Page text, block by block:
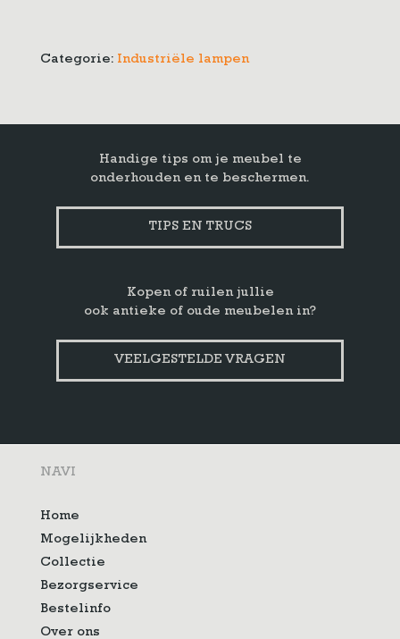
Categorie: Industriële lampen
Handige tips om je meubel te
onderhouden en te beschermen.
TIPS EN TRUCS
Kopen of ruilen jullie
ook antieke of oude meubelen in?
VEELGESTELDE VRAGEN
NAVI
Home
Mogelijkheden
Collectie
Bezorgservice
Bestelinfo
Over ons